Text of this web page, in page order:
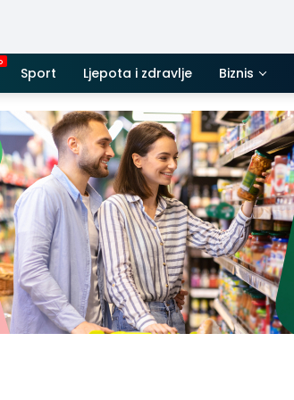
Sport Ljepota i zdravlje Biznis